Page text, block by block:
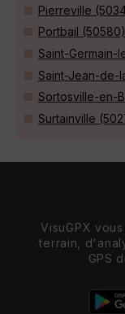
Pierreville
Portbail (50580)
Saint-Germain-
Saint-Jean-de-
Sortosville-en-
Surtainville
VisuGPX
terrain,
GPS